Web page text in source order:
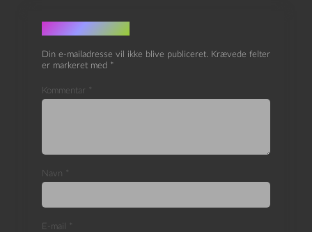
Skriv et svar
Din e-mailadresse vil ikke blive publiceret. Krævede felter
er markeret med *
Kommentar *
Navn *
E-mail *